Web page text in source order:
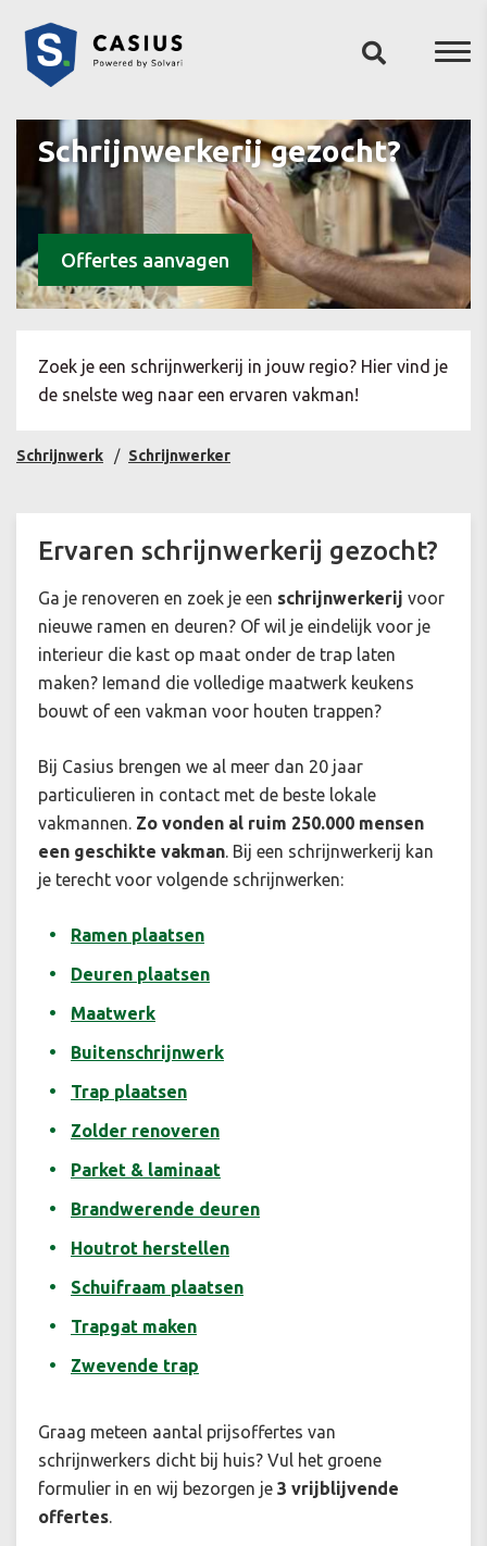
Schrijnwerkerij gezocht?
Offertes aanvagen
Zoek je een schrijnwerkerij in jouw regio? Hier vind je
de snelste weg naar een ervaren vakman!
Schrijnwerk Schrijnwerker
Ervaren schrijnwerkerij gezocht?
Ga je renoveren en zoek je een schrijnwerkerij voor
nieuwe ramen en deuren? Of wil je eindelijk voor je
interieur die kast op maat onder de trap laten
maken? Iemand die volledige maatwerk keukens
bouwt of een vakman voor houten trappen?
Bij Casius brengen we al meer dan 20 jaar
particulieren in contact met de beste lokale
vakmannen. Zo vonden al ruim 250.000 mensen
een geschikte vakman. Bij een schrijnwerkerij kan
je terecht voor volgende schrijnwerken:
Ramen plaatsen
Deuren plaatsen
Maatwerk
Buitenschrijnwerk
Trap plaatsen
Zolder renoveren
Parket & laminaat
Brandwerende deuren
Houtrot herstellen
Schuifraam plaatsen
Trapgat maken
Zwevende trap
Graag meteen aantal prijsoffertes van
schrijnwerkers dicht bij huis? Vul het groene
formulier in en wij bezorgen je 3 vrijblijvende
offertes.